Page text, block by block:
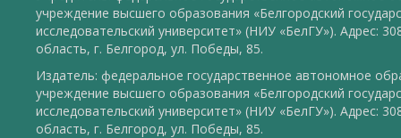
учреждение высшего образования «Белгородский
исследовательский университет» (НИУ «БелГУ»). Адрес:
область, г. Белгород, ул. Победы, 85.
Издатель: федеральное государственное автономное
учреждение высшего образования «Белгородский
исследовательский университет» (НИУ «БелГУ»). Адрес:
область, г. Белгород, ул. Победы, 85.